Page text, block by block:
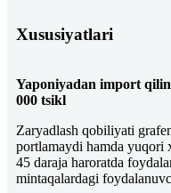
Xususiyatlari
Yaponiyadan import
000 tsikl
Zaryadlash qobiliyati
portlamaydi hamda yuqori
45 daraja haroratda
mintaqalardagi